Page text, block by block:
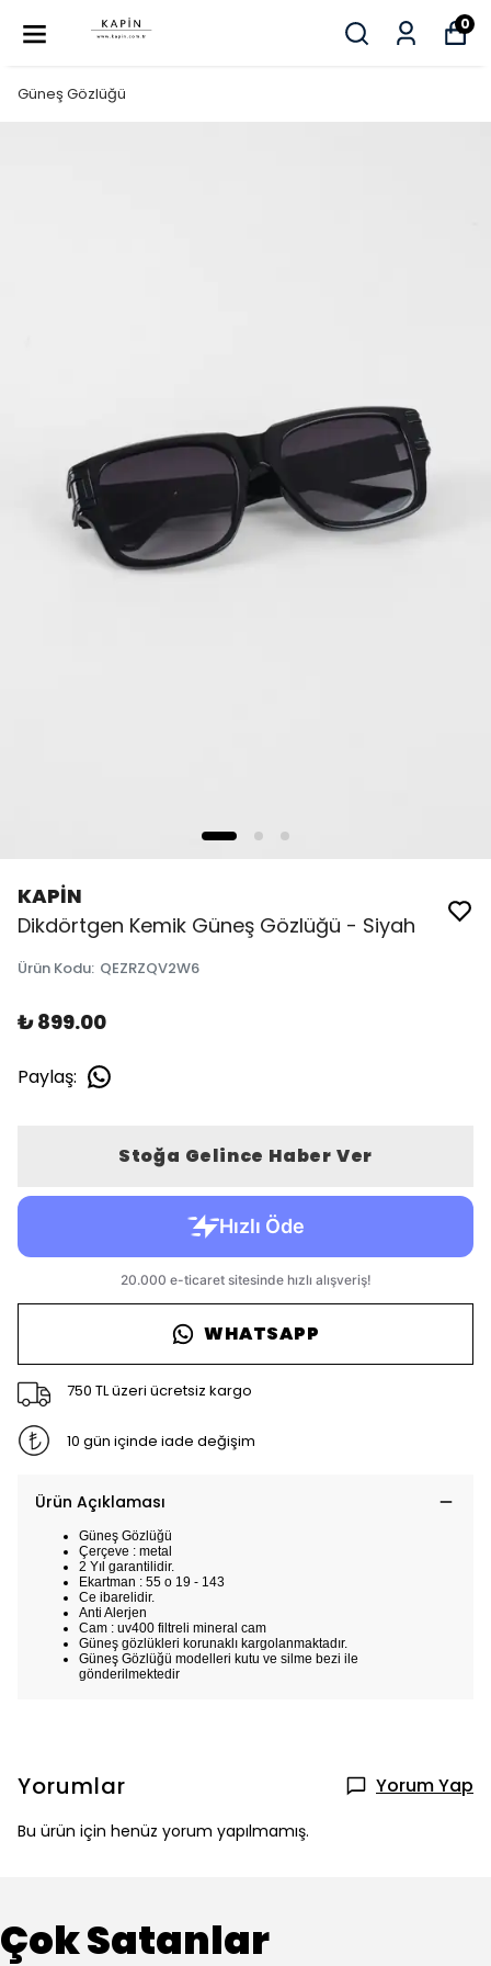
0
Güneş Gözlüğü
KAPİN
Dikdörtgen Kemik Güneş Gözlüğü - Siyah
Ürün Kodu: QEZRZQV2W6
₺ 899.00
Paylaş:
Stoğa Gelince Haber Ver
WHATSAPP
750 TL üzeri ücretsiz kargo
10 gün içinde iade değişim
Ürün Açıklaması
Güneş Gözlüğü
Çerçeve : metal
2 Yıl garantilidir.
Ekartman : 55 o 19 - 143
Ce ibarelidir.
Anti Alerjen
Cam : uv400 filtreli mineral cam
Güneş gözlükleri korunaklı kargolanmaktadır.
Güneş Gözlüğü modelleri kutu ve silme bezi ile
gönderilmektedir
Yorumlar Yorum Yap
Bu ürün için henüz yorum yapılmamış.
Çok Satanlar